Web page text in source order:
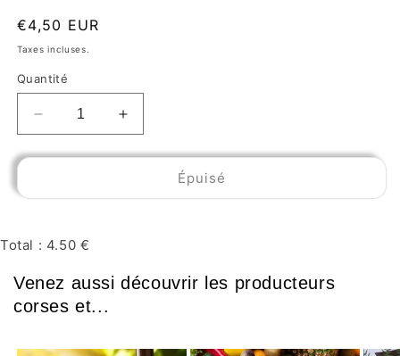
€4,50 EUR
Taxes incluses.
Quantité
Épuisé
Total : 4.50 €
Venez aussi découvrir les producteurs
corses et...